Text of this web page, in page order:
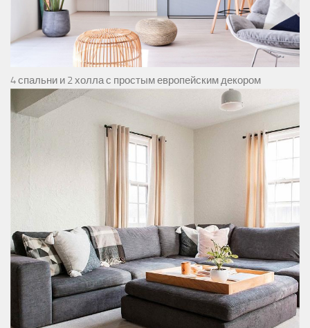
4 спальни и 2 холла с простым европейским декором